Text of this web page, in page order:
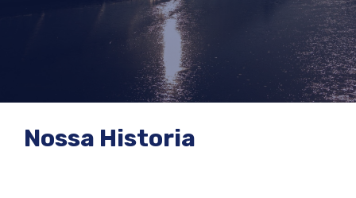
Nossa Historia